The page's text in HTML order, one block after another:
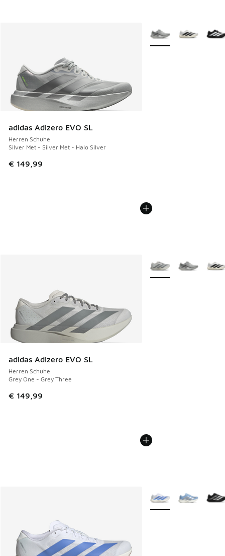
adidas Adizero EVO SL
Herren Schuhe
Silver Met - Silver Met - Halo Silver
€ 149,99
Weitere Farben
adidas Adizero EVO SL
Herren Schuhe
Grey One - Grey Three
€ 149,99
Weitere Farben
Weitere Farben